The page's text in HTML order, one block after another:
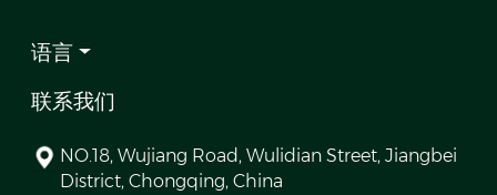
语言
联系我们
NO.18, Wujiang Road, Wulidian Street, Jiangbei
District, Chongqing, China